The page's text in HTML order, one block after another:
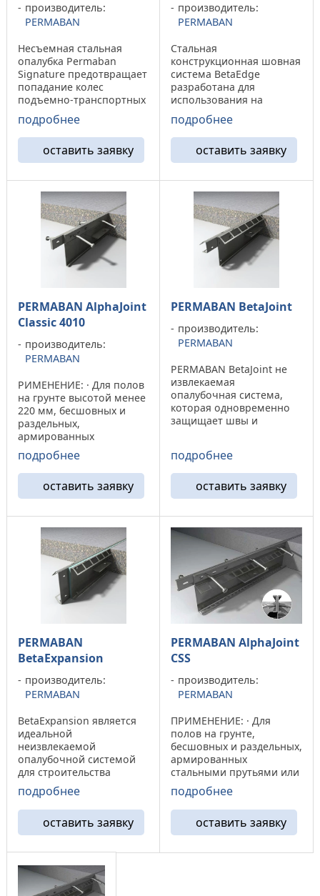
производитель:
PERMABAN
Несъемная стальная
опалубка Permaban
Signature предотвращает
попадание колес
подъемно-транспортных
средств между двумя
краями шва, тем самым
защищая его от
разрушения.
Преимущества:
Шестигранная форма
предотвращает
повреждения от
удара.Несъемная ...
подробнее
оставить заявку
производитель:
PERMABAN
Стальная
конструкционная шовная
система BetaEdge
разработана для
использования на
деревянной опалубке и
стальных формовочных
элементах, используемых
при укладке
асфальтобетонного
дорожного полотна.
Обеспечивает защиту
швов,
предусматриваемых при
подробнее
оставить заявку
PERMABAN AlphaJoint
Classic 4010
производитель:
PERMABAN
РИМЕНЕНИЕ: · Для полов
на грунте высотой менее
220 мм, бесшовных и
раздельных,
армированных
стальными прутьями или
сеткой, либо
установленных на
железобетонных сваях
подвергающихся
большим нагрузкам. ·
При раскрытии
компенсационного ...
подробнее
оставить заявку
PERMABAN BetaJoint
производитель:
PERMABAN
PERMABAN BetaJoint не
извлекаемая
опалубочная система,
которая одновременно
защищает швы и
изготавливается путем
гибки листовой стали.
Решетчатость
обеспечивают
с закругленными ...
подробнее
оставить заявку
PERMABAN
BetaExpansion
производитель:
PERMABAN
BetaExpansion является
идеальной
неизвлекаемой
опалубочной системой
для строительства
автостоянок и автодорог.
Система эта поставляется
в комплекте с
предустановленной
сжимаемой пеноплитой
для компенсации
быть адаптирована к ...
подробнее
оставить заявку
PERMABAN AlphaJoint
СSS
производитель:
PERMABAN
ПРИМЕНЕНИЕ: · Для
полов на грунте,
бесшовных и раздельных,
армированных
стальными прутьями или
сеткой, либо
установленных на
железобетонных сваях
подвергающихся
большим нагрузкам. ·
подробнее
оставить заявку